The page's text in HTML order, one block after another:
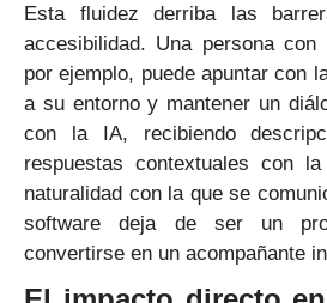
Esta fluidez derriba las
accesibilidad. Una persona con
por ejemplo, puede apuntar con
a su entorno y mantener un
con la IA, recibiendo
respuestas contextuales con
naturalidad con la que se
software deja de ser un
convertirse en un acompañante